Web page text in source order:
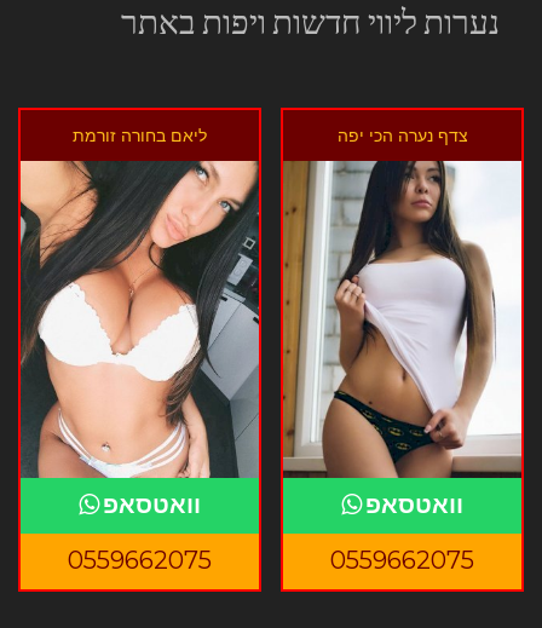
נערות ליווי חדשות ויפות באתר
צדף נערה הכי יפה
וואטסאפ
0559662075
ליאם בחורה זורמת
וואטסאפ
0559662075